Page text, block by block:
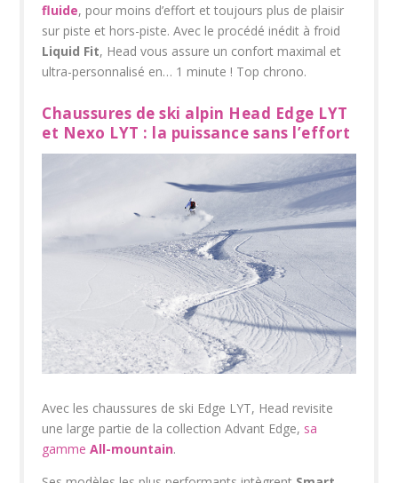
fluide, pour moins d’effort et toujours plus de plaisir
sur piste et hors-piste. Avec le procédé inédit à froid
Liquid Fit, Head vous assure un confort maximal et
ultra-personnalisé en… 1 minute ! Top chrono.
Chaussures de ski alpin Head Edge LYT
et Nexo LYT : la puissance sans l’effort
Avec les chaussures de ski Edge LYT, Head revisite
une large partie de la collection Advant Edge, sa
gamme All-mountain.